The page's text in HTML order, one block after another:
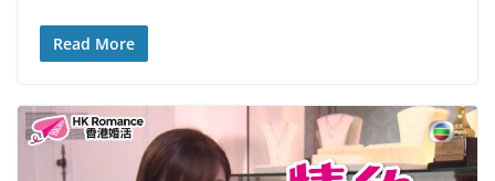
Read More